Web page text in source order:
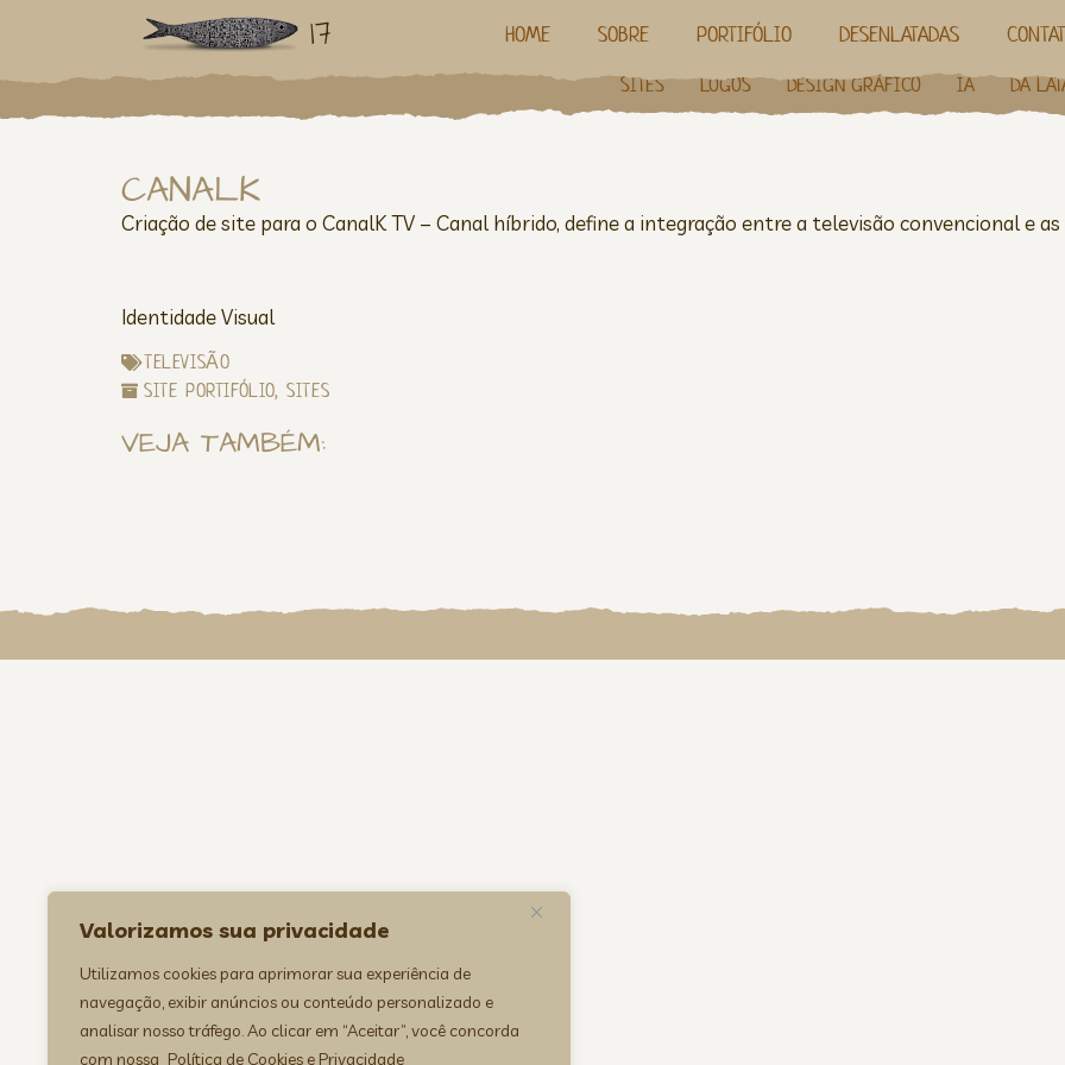
Valorizamos sua privacidade
Utilizamos cookies para aprimorar sua experiência de
navegação, exibir anúncios ou conteúdo personalizado e
analisar nosso tráfego. Ao clicar em “Aceitar”, você concorda
com nossa Política de Cookies e Privacidade
17 HOME SOBRE PORTIFÓLIO DESENLATADAS
SITES LOGOS DESIGN GRÁFICO IA DA
CANALK
Criação de site para o CanalK TV – Canal híbrido, define a integração entre a televisão convencional e
Identidade Visual
TELEVISÃO
SITE PORTIFÓLIO,SITES
VEJA TAMBÉM: